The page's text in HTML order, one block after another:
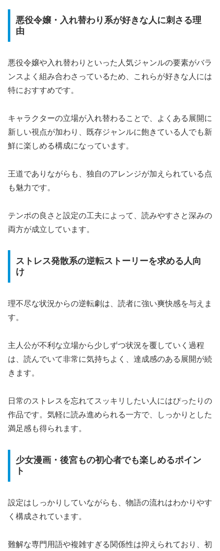
悪役令嬢・入れ替わり系が好きな人に刺さる理
由
悪役令嬢や入れ替わりといった人気ジャンルの要素がバラ
ンスよく組み合わさっているため、これらが好きな人には
特におすすめです。
キャラクターの立場が入れ替わることで、よくある展開に
新しい視点が加わり、既存ジャンルに飽きている人でも新
鮮に楽しめる構成になっています。
王道でありながらも、独自のアレンジが加えられている点
も魅力です。
テンポの良さと設定の工夫によって、読みやすさと深みの
両方が成立しています。
ストレス発散系の逆転ストーリーを求める人向
け
理不尽な状況からの逆転劇は、読者に強い爽快感を与えま
す。
主人公が不利な立場から少しずつ状況を覆していく過程
は、読んでいて非常に気持ちよく、達成感のある展開が続
きます。
日常のストレスを忘れてスッキリしたい人にはぴったりの
作品です。気軽に読み進められる一方で、しっかりとした
満足感も得られます。
少女漫画・後宮もの初心者でも楽しめるポイン
ト
設定はしっかりしていながらも、物語の流れはわかりやす
く構成されています。
難解な専門用語や複雑すぎる関係性は抑えられており、初